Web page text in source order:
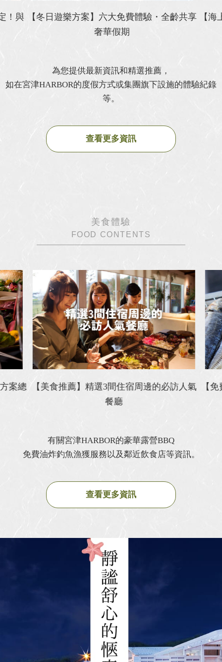
！與
【冬日遊樂方案】六大免費體驗・全齡共享
奢華假期
【海
為您提供最新資訊和精選推薦，
如在宮津HARBOR的度假方式或集團旗下設施的體驗紀錄
等。
查看更多資訊
美食體驗
FOOD CONTENTS
案總
【美食推薦】精選3間住宿周邊的必訪人氣
餐廳
【
有關宮津HARBOR的豪華露營BBQ
免費油炸釣魚漁獲服務以及鄰近飲食店等資訊。
查看更多資訊